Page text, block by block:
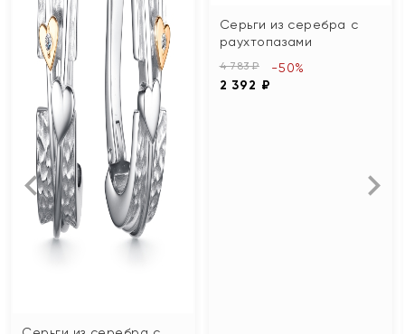
Серьги из серебра с
раухтопазами
4 783 ₽
2 392 ₽
-50%